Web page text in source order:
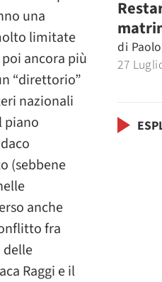
una
limitate
ancora più
“direttorio”
nazionali
piano
(sebbene
anche
fra
delle
Raggi e il
di
27